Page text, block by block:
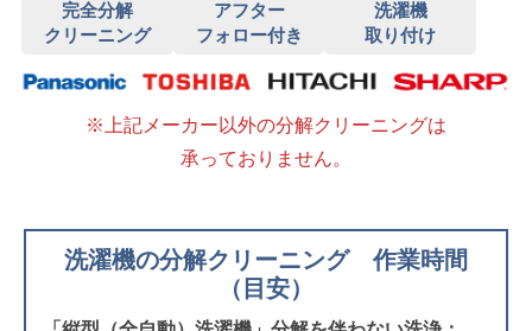
完全分解
クリーニング
アフター
フォロー付き
洗濯機
取り付け
※上記メーカー以外の分解クリーニングは
承っておりません。
洗濯機の分解クリーニング 作業時間
（目安）